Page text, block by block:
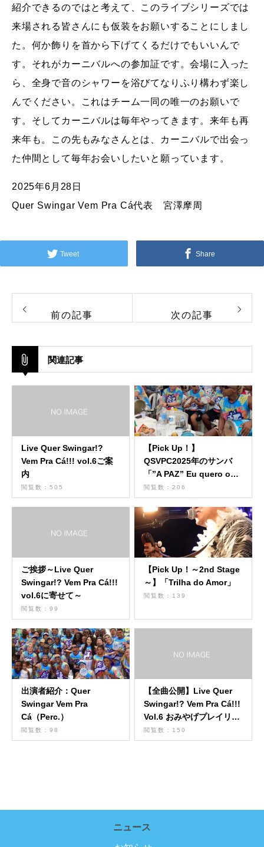
紹介できるのではと考えて、このライブシリーズでは
来場される皆さんにも仮装をお願いすることにしまし
た。何か飾 りを首から下げてくるだけでもいいんで
す。それがカーニバルへの参加証です。会場に入った
ら、全身で音のシャワーを浴びてなりふり構わず楽し
んでください。これはチーム一同の唯一のお願いで
す。そしてカーニバルは毎年やってきます。来年も再
来年も。この先もみなさんとは、カーニバルで出会っ
た仲間 として毎年お会いしたいと願っています。
2025年6月28日
Quer Swingar Vem Pra Cá代表 宮澤摩周
Tweet Share
前の記事 次の記事
関連記事
Live Quer Swingar!?
Vem Pra Cá!!! vol.6ご案
内
閲覧数：505
【Pick Up！】
QSVPC2025年のサンバ
「”A PAZ” Eu quero o
mundo melhor！」
閲覧数：206
ご挨拶～Live Quer
Swingar!? Vem Pra Cá!!!
vol.6に寄せて～
閲覧数：99
【Pick Up！～2nd Stage
～】「Trilha do Amor」
閲覧数：139
出演者紹介：Quer
Swingar Vem Pra
Cá（Perc.）
閲覧数：98
【全曲公開】Live Quer
Swingar!? Vem Pra Cá!!!
Vol.6 おみやげプレイリス
ト
閲覧数：150
ニュース